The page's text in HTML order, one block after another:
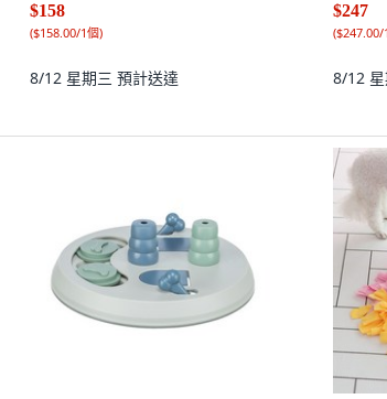
$158
($158.00/1個)
8/12 星期三 預計送達
$247
($247.00/
8/12